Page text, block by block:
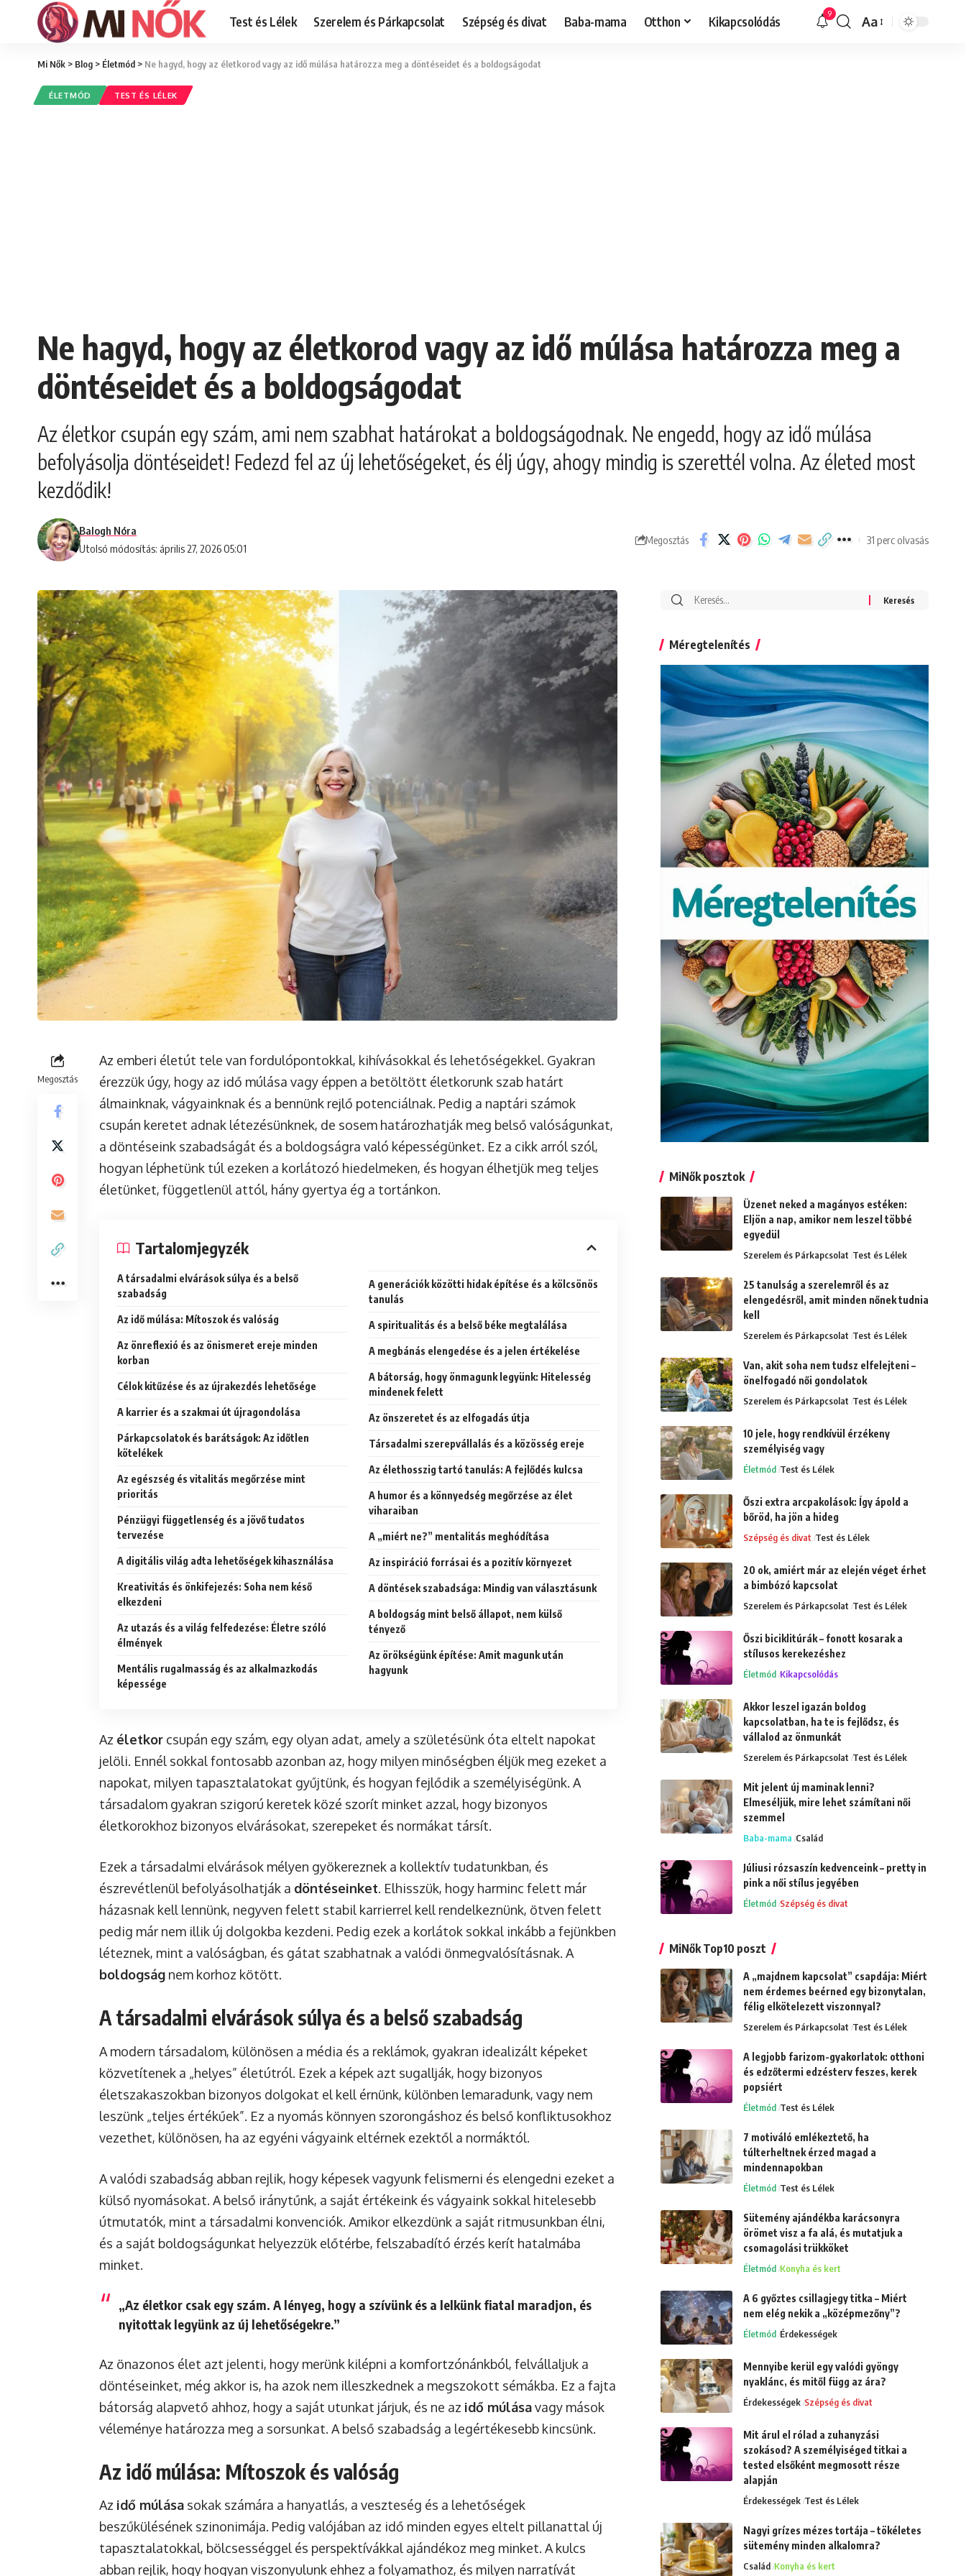
Test és Lélek Szerelem és Párkapcsolat Szépség és divat Baba-mama Otthon Kikapcsolódás 9
Font
Aa
Mi Nők > Blog > Életmód > Ne hagyd, hogy az életkorod vagy az idő múlása határozza meg a döntéseidet és a boldogságodat
ÉLETMÓD TEST ÉS LÉLEK
Ne hagyd, hogy az életkorod vagy az idő múlása határozza meg a
döntéseidet és a boldogságodat
Az életkor csupán egy szám, ami nem szabhat határokat a boldogságodnak. Ne engedd, hogy az idő múlása
befolyásolja döntéseidet! Fedezd fel az új lehetőségeket, és élj úgy, ahogy mindig is szerettél volna. Az életed most
kezdődik!
Utolsó módosítás: április 27, 2026 05:01
Balogh Nóra
Megosztás 31 perc olvasás
Megosztás
Az emberi életút tele van fordulópontokkal, kihívásokkal és lehetőségekkel. Gyakran
érezzük úgy, hogy az idő múlása vagy éppen a betöltött életkorunk szab határt
álmainknak, vágyainknak és a bennünk rejlő potenciálnak. Pedig a naptári számok
csupán keretet adnak létezésünknek, de sosem határozhatják meg belső valóságunkat,
a döntéseink szabadságát és a boldogságra való képességünket. Ez a cikk arról szól,
hogyan léphetünk túl ezeken a korlátozó hiedelmeken, és hogyan élhetjük meg teljes
életünket, függetlenül attól, hány gyertya ég a tortánkon.
Tartalomjegyzék
A társadalmi elvárások súlya és a belső
szabadság
Az idő múlása: Mítoszok és valóság
Az önreflexió és az önismeret ereje minden
korban
Célok kitűzése és az újrakezdés lehetősége
A karrier és a szakmai út újragondolása
Párkapcsolatok és barátságok: Az időtlen
kötelékek
Az egészség és vitalitás megőrzése mint
prioritás
Pénzügyi függetlenség és a jövő tudatos
tervezése
A digitális világ adta lehetőségek kihasználása
Kreativitás és önkifejezés: Soha nem késő
elkezdeni
Az utazás és a világ felfedezése: Életre szóló
élmények
Mentális rugalmasság és az alkalmazkodás
képessége
A generációk közötti hidak építése és a kölcsönös
tanulás
A spiritualitás és a belső béke megtalálása
A megbánás elengedése és a jelen értékelése
A bátorság, hogy önmagunk legyünk: Hitelesség
mindenek felett
Az önszeretet és az elfogadás útja
Társadalmi szerepvállalás és a közösség ereje
Az élethosszig tartó tanulás: A fejlődés kulcsa
A humor és a könnyedség megőrzése az élet
viharaiban
A „miért ne?” mentalitás meghódítása
Az inspiráció forrásai és a pozitív környezet
A döntések szabadsága: Mindig van választásunk
A boldogság mint belső állapot, nem külső
tényező
Az örökségünk építése: Amit magunk után
hagyunk
Az életkor csupán egy szám, egy olyan adat, amely a születésünk óta eltelt napokat
jelöli. Ennél sokkal fontosabb azonban az, hogy milyen minőségben éljük meg ezeket a
napokat, milyen tapasztalatokat gyűjtünk, és hogyan fejlődik a személyiségünk. A
társadalom gyakran szigorú keretek közé szorít minket azzal, hogy bizonyos
életkorokhoz bizonyos elvárásokat, szerepeket és normákat társít.
Ezek a társadalmi elvárások mélyen gyökereznek a kollektív tudatunkban, és
észrevétlenül befolyásolhatják a döntéseinket. Elhisszük, hogy harminc felett már
házasnak kell lennünk, negyven felett stabil karrierrel kell rendelkeznünk, ötven felett
pedig már nem illik új dolgokba kezdeni. Pedig ezek a korlátok sokkal inkább a fejünkben
léteznek, mint a valóságban, és gátat szabhatnak a valódi önmegvalósításnak. A
boldogság nem korhoz kötött.
A társadalmi elvárások súlya és a belső szabadság
A modern társadalom, különösen a média és a reklámok, gyakran idealizált képeket
közvetítenek a „helyes” életútról. Ezek a képek azt sugallják, hogy bizonyos
életszakaszokban bizonyos dolgokat el kell érnünk, különben lemaradunk, vagy nem
leszünk „teljes értékűek”. Ez a nyomás könnyen szorongáshoz és belső konfliktusokhoz
vezethet, különösen, ha az egyéni vágyaink eltérnek ezektől a normáktól.
A valódi szabadság abban rejlik, hogy képesek vagyunk felismerni és elengedni ezeket a
külső nyomásokat. A belső iránytűnk, a saját értékeink és vágyaink sokkal hitelesebb
útmutatók, mint a társadalmi konvenciók. Amikor elkezdünk a saját ritmusunkban élni,
és a saját boldogságunkat helyezzük előtérbe, felszabadító érzés kerít hatalmába
minket.
„Az életkor csak egy szám. A lényeg, hogy a szívünk és a lelkünk fiatal maradjon, és
nyitottak legyünk az új lehetőségekre.”
Az önazonos élet azt jelenti, hogy merünk kilépni a komfortzónánkból, felvállaljuk a
döntéseinket, még akkor is, ha azok nem illeszkednek a megszokott sémákba. Ez a fajta
bátorság alapvető ahhoz, hogy a saját utunkat járjuk, és ne az idő múlásavagy mások
véleménye határozza meg a sorsunkat. A belső szabadság a legértékesebb kincsünk.
Az idő múlása: Mítoszok és valóság
Az idő múlása sokak számára a hanyatlás, a veszteség és a lehetőségek
beszűkülésének szinonimája. Pedig valójában az idő minden egyes eltelt pillanattal új
tapasztalatokkal, bölcsességgel és perspektívákkal ajándékoz meg minket. A kulcs
abban rejlik, hogy hogyan viszonyulunk ehhez a folyamathoz, és milyen narratívát
Search
Méregtelenítés
MiNők posztok
Üzenet neked a magányos estéken:
Eljön a nap, amikor nem leszel többé
egyedül
Szerelem és Párkapcsolat Test és Lélek
25 tanulság a szerelemről és az
elengedésről, amit minden nőnek tudnia
kell
Szerelem és Párkapcsolat Test és Lélek
Van, akit soha nem tudsz elfelejteni –
önelfogadó női gondolatok
Szerelem és Párkapcsolat Test és Lélek
10 jele, hogy rendkívül érzékeny
személyiség vagy
Életmód Test és Lélek
Őszi extra arcpakolások: Így ápold a
bőröd, ha jön a hideg
Szépség és divat Test és Lélek
20 ok, amiért már az elején véget érhet
a bimbózó kapcsolat
Szerelem és Párkapcsolat Test és Lélek
Őszi biciklitúrák – fonott kosarak a
stílusos kerekezéshez
Életmód Kikapcsolódás
Akkor leszel igazán boldog
kapcsolatban, ha te is fejlődsz, és
vállalod az önmunkát
Szerelem és Párkapcsolat Test és Lélek
Mit jelent új maminak lenni?
Elmeséljük, mire lehet számítani női
szemmel
Baba-mama Család
Júliusi rózsaszín kedvenceink – pretty in
pink a női stílus jegyében
Életmód Szépség és divat
MiNők Top10 poszt
A „majdnem kapcsolat” csapdája: Miért
nem érdemes beérned egy bizonytalan,
félig elkötelezett viszonnyal?
Szerelem és Párkapcsolat Test és Lélek
A legjobb farizom-gyakorlatok: otthoni
és edzőtermi edzésterv feszes, kerek
popsiért
Életmód Test és Lélek
7 motiváló emlékeztető, ha
túlterheltnek érzed magad a
mindennapokban
Életmód Test és Lélek
Sütemény ajándékba karácsonyra
örömet visz a fa alá, és mutatjuk a
csomagolási trükköket
Életmód Konyha és kert
A 6 győztes csillagjegy titka – Miért
nem elég nekik a „középmezőny”?
Életmód Érdekességek
Mennyibe kerül egy valódi gyöngy
nyaklánc, és mitől függ az ára?
Érdekességek Szépség és divat
Mit árul el rólad a zuhanyzási
szokásod? A személyiséged titkai a
tested elsőként megmosott része
alapján
Érdekességek Test és Lélek
Nagyi grízes mézes tortája – tökéletes
sütemény minden alkalomra?
Család Konyha és kert